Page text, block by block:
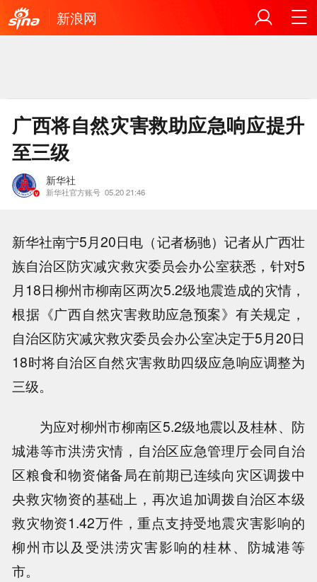
新浪网
广西将自然灾害救助应急响应提升
至三级
新华社
新华社官方账号 05.20 21:46
新华社南宁5月20日电（记者杨驰）记者从广西壮
族自治区防灾减灾救灾委员会办公室获悉，针对5
月18日柳州市柳南区两次5.2级地震造成的灾情，
根据《广西自然灾害救助应急预案》有关规定，
自治区防灾减灾救灾委员会办公室决定于5月20日
18时将自治区自然灾害救助四级应急响应调整为
三级。
为应对柳州市柳南区5.2级地震以及桂林、防
城港等市洪涝灾情，自治区应急管理厅会同自治
区粮食和物资储备局在前期已连续向灾区调拨中
央救灾物资的基础上，再次追加调拨自治区本级
救灾物资1.42万件，重点支持受地震灾害影响的
柳州市以及受洪涝灾害影响的桂林、防城港等
市。